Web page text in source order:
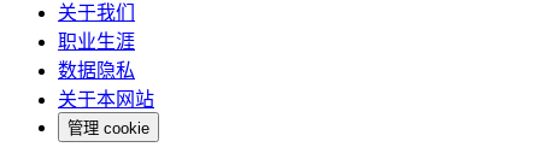
关于我们
职业生涯
数据隐私
关于本网站
管理 cookie